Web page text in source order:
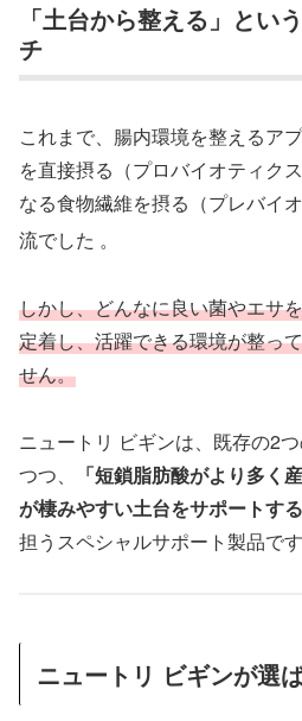
「土台から整える」とい
チ
これまで、腸内環境を整えるア
を直接摂る（プロバイオティク
なる食物繊維を摂る（プレバイ
流でした 。
しかし、どんなに良い菌やエサ
定着し、活躍できる環境が整っ
せん。
ニュートリ ビギンは、既存の2
つつ、
「短鎖脂肪酸がより多く
が棲みやすい土台をサポートする
担うスペシャルサポート製品です
ニュートリ ビギンが選